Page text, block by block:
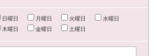
日曜日 月曜日 火曜日
水曜日
木曜日
金曜日 土曜日